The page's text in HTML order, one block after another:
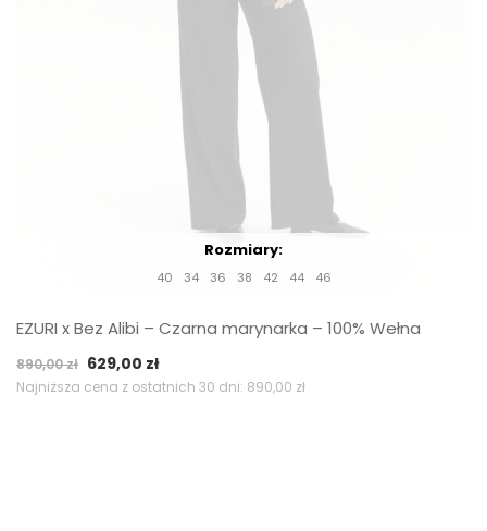
Rozmiary:
40 34 36 38 42 44 46
EZURI x Bez Alibi – Czarna marynarka – 100% Wełna
890,00zł Pierwotna
cena
629,00 złAktualna
cena
Najniższa cena z ostatnich 30 dni: 890,00 zł